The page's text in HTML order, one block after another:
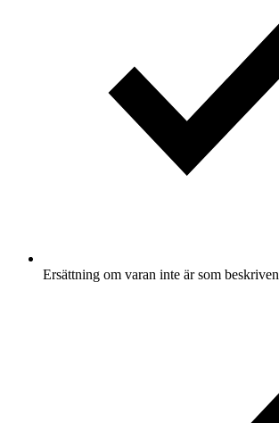
Ersättning om varan inte är som beskriven